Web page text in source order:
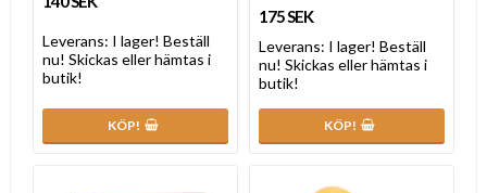
Leverans: I lager! Beställ
nu! Skickas eller hämtas i
butik!
KÖP!
175 SEK
Leverans: I lager! Beställ
nu! Skickas eller hämtas i
butik!
KÖP!